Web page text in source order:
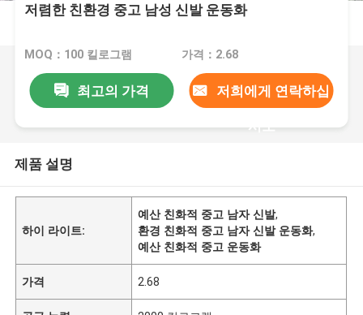
저렴한 친환경 중고 남성 신발 운동화
MOQ：100 킬로그램 가격：2.68
최고의 가격 저희에게 연락하십
시오
제품 설명
하이 라이트:
예산 친화적 중고 남자 신발,
환경 친화적 중고 남자 신발 운동화,
예산 친화적 중고 운동화
가격 2.68